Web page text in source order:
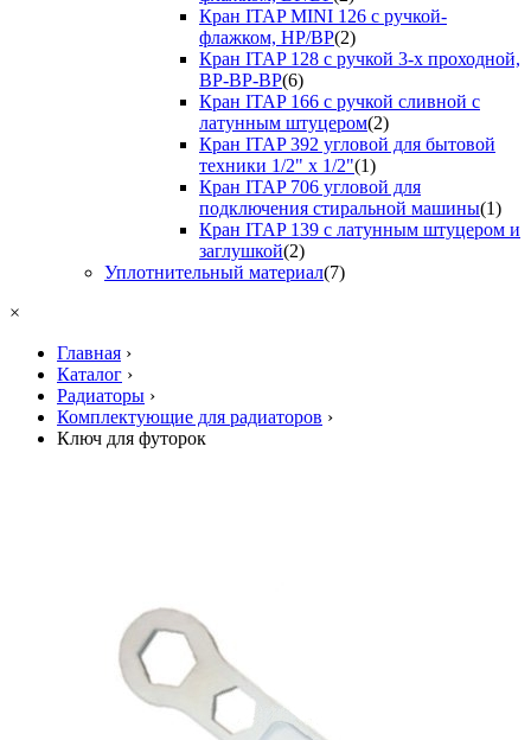
Кран ITAP MINI 126 с ручкой-
флажком, НР/ВР(2)
Кран ITAP 128 с ручкой 3-х проходной,
ВР-ВР-ВР(6)
Кран ITAP 166 с ручкой сливной с
латунным штуцером(2)
Кран ITAP 392 угловой для бытовой
техники 1/2" х 1/2"(1)
Кран ITAP 706 угловой для
подключения стиральной машины(1)
Кран ITAP 139 с латунным штуцером и
заглушкой(2)
Уплотнительный материал(7)
×
Главная ›
Каталог ›
Радиаторы ›
Комплектующие для радиаторов ›
Ключ для футорок